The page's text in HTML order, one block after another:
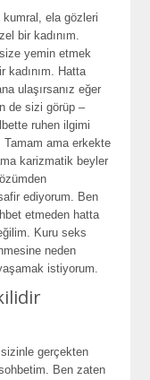
kumral, ela gözleri
bir kadınım.
yemin etmek
kadınım. Hatta
ulaşırsanız eğer
de sizi görüp –
ruhen ilgimi
ama erkekte
karizmatik beyler
ediyorum. Ben
etmeden hatta
Kuru seks
neden
istiyorum.
gerçekten
Ben zaten